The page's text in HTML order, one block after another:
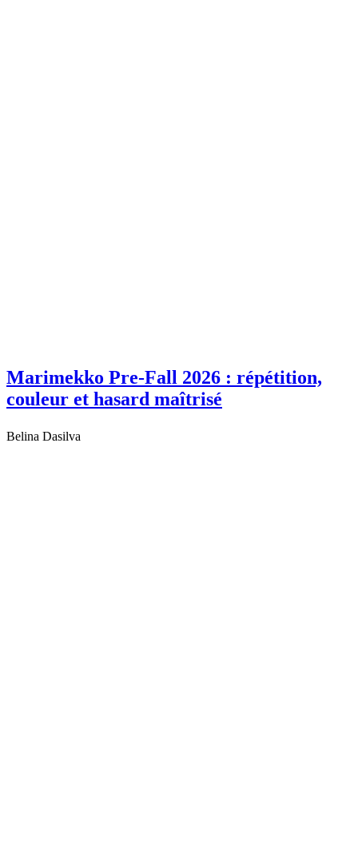
Marimekko Pre-Fall 2026 : répétition,
couleur et hasard maîtrisé
Belina Dasilva